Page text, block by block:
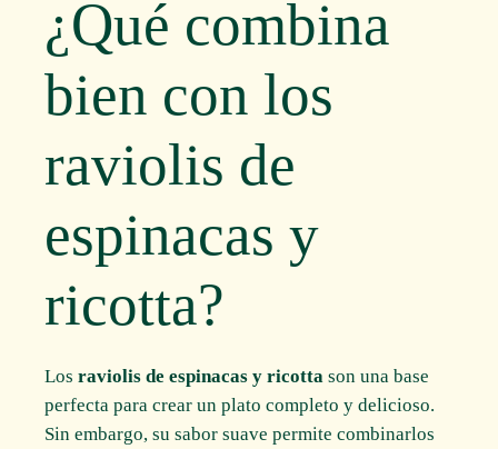
¿Qué combina
bien con los
raviolis de
espinacas y
ricotta?
Losraviolis de espinacas y ricotta son una base
perfecta para crear un plato completo y delicioso.
Sin embargo, su sabor suave permite combinarlos